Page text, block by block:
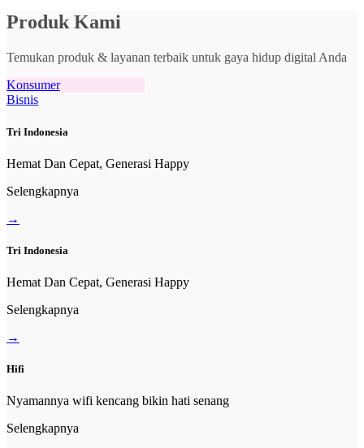
Produk Kami
Temukan produk & layanan terbaik untuk gaya hidup digital Anda
Konsumer
Bisnis
Tri Indonesia
Hemat Dan Cepat, Generasi Happy
Selengkapnya
→
Tri Indonesia
Hemat Dan Cepat, Generasi Happy
Selengkapnya
→
Hifi
Nyamannya wifi kencang bikin hati senang
Selengkapnya